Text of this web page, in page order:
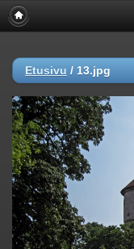
Etusivu / 13.jpg